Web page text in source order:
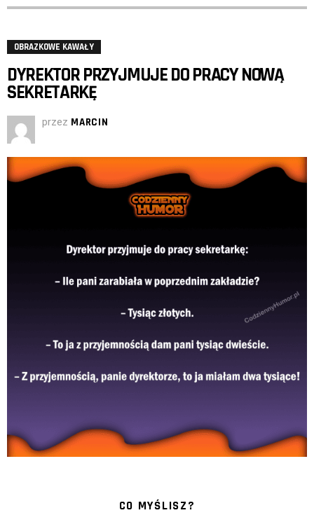
OBRAZKOWE KAWAŁY
DYREKTOR PRZYJMUJE DO PRACY NOWĄ
SEKRETARKĘ
przez MARCIN
CO MYŚLISZ?